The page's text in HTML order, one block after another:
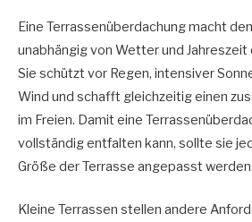
Eine Terrassenüberdachung macht
unabhängig von Wetter und
Sie schützt vor Regen, intensiver
Wind und schafft gleichzeitig einen
im Freien. Damit eine
vollständig entfalten kann, sollte sie
Größe der Terrasse angepasst werden.
Kleine Terrassen stellen andere